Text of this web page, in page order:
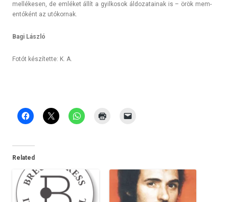
mellékesen, de emléket állít a gyil­kosok áldozatainak is – örök mem­
en­tóként az utókor­nak.
Bagi László
Fotót készítette: K. A.
Related